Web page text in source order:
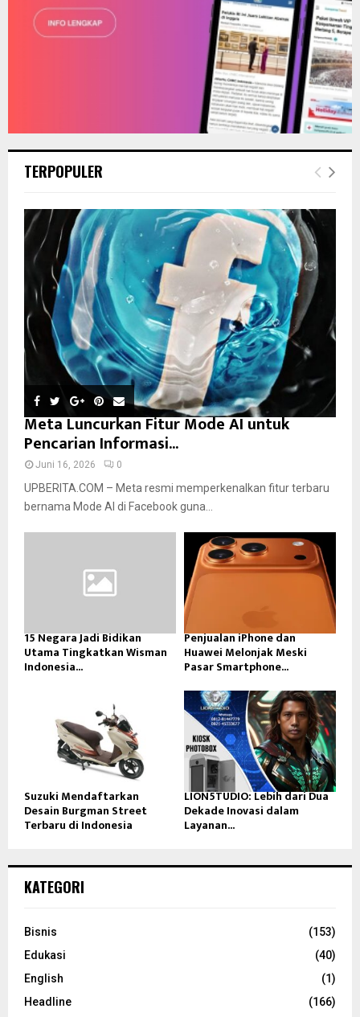
TERPOPULER
Meta Luncurkan Fitur Mode AI untuk
Pencarian Informasi...
Juni 16, 2026 0
UPBERITA.COM – Meta resmi memperkenalkan fitur terbaru
bernama Mode AI di Facebook guna...
15 Negara Jadi Bidikan
Utama Tingkatkan Wisman
Indonesia...
Penjualan iPhone dan
Huawei Melonjak Meski
Pasar Smartphone...
Suzuki Mendaftarkan
Desain Burgman Street
Terbaru di Indonesia
LION5TUDIO: Lebih dari Dua
Dekade Inovasi dalam
Layanan...
KATEGORI
Bisnis
(153)
Edukasi
(40)
English
(1)
Headline
(166)